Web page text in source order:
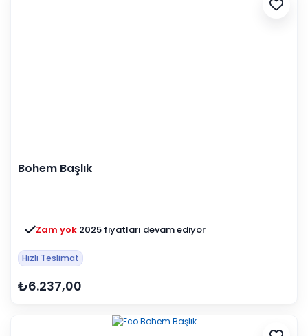
Bohem Başlık
Zam yok 2025 fiyatları devam ediyor
Hızlı Teslimat
₺6.237,00